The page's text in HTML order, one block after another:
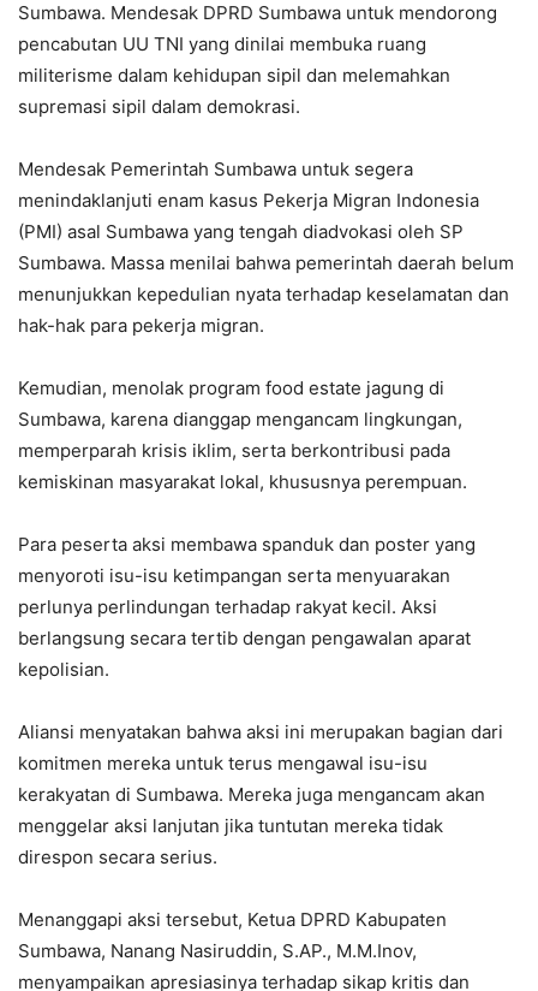
Sumbawa. Mendesak DPRD Sumbawa untuk mendorong
pencabutan UU TNI yang dinilai membuka ruang
militerisme dalam kehidupan sipil dan melemahkan
supremasi sipil dalam demokrasi.
Mendesak Pemerintah Sumbawa untuk segera
menindaklanjuti enam kasus Pekerja Migran Indonesia
(PMI) asal Sumbawa yang tengah diadvokasi oleh SP
Sumbawa. Massa menilai bahwa pemerintah daerah belum
menunjukkan kepedulian nyata terhadap keselamatan dan
hak-hak para pekerja migran.
Kemudian, menolak program food estate jagung di
Sumbawa, karena dianggap mengancam lingkungan,
memperparah krisis iklim, serta berkontribusi pada
kemiskinan masyarakat lokal, khususnya perempuan.
Para peserta aksi membawa spanduk dan poster yang
menyoroti isu-isu ketimpangan serta menyuarakan
perlunya perlindungan terhadap rakyat kecil. Aksi
berlangsung secara tertib dengan pengawalan aparat
kepolisian.
Aliansi menyatakan bahwa aksi ini merupakan bagian dari
komitmen mereka untuk terus mengawal isu-isu
kerakyatan di Sumbawa. Mereka juga mengancam akan
menggelar aksi lanjutan jika tuntutan mereka tidak
direspon secara serius.
Menanggapi aksi tersebut, Ketua DPRD Kabupaten
Sumbawa, Nanang Nasiruddin, S.AP., M.M.Inov,
menyampaikan apresiasinya terhadap sikap kritis dan